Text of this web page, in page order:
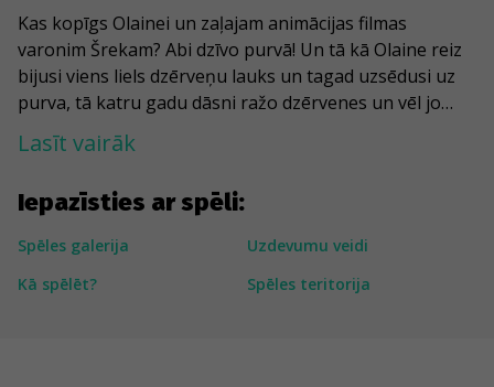
Iepazīsties ar spēli:
Spēles galerija
Uzdevumu veidi
Kā spēlēt?
Spēles teritorija
Kas kopīgs Olainei un zaļajam animācijas filmas
varonim Šrekam? Abi dzīvo purvā! Un tā kā Olaine reiz
bijusi viens liels dzērveņu lauks un tagad uzsēdusi uz
purva, tā katru gadu dāsni ražo dzērvenes un vēl jo
vairāk - tieši tāpēc katru gadu ogu lasīšanas sezonas
sākums tiek atzīmēts ar nu jau tradicionālo ''Dzērveņu
piedzīvojuma zvaigzne būs viņa - dzērvene! Bet tas
nebūt nebūs viss - spēles gaitā apskatīsi īstu “Spēka
vietu” un Pirmā pasaules kara ierakumus. Nonāksi arī
pie liela korporatīvā “milža”, kas sargā ieeju teritorijā,
Lasīt vairāk